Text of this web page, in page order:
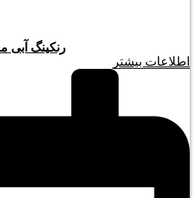
رنکینگ آبی
اطلاعات بیشتر